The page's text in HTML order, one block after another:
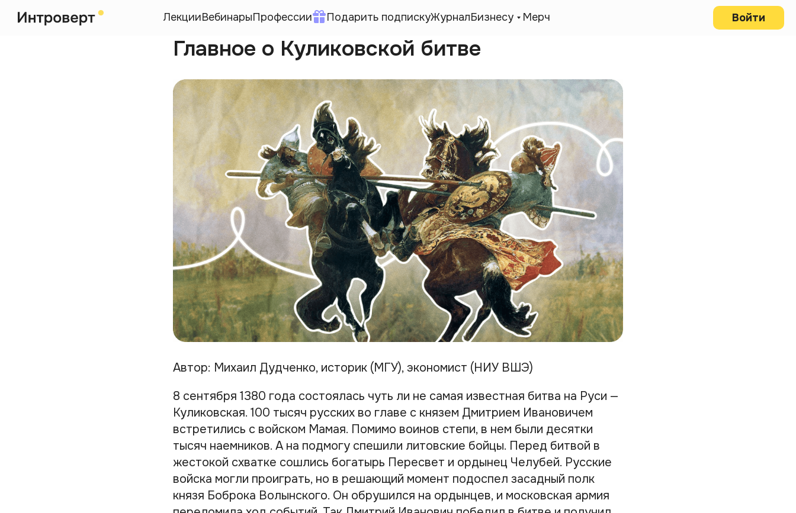
ЛекцииВебинарыПрофессии Подарить подпискуЖурналБизнесу Мерч Войти
Главное о Куликовской битве
Автор: Михаил Дудченко, историк (МГУ), экономист (НИУ ВШЭ)
8 сентября 1380 года состоялась чуть ли не самая известная битва на Руси —
Куликовская. 100 тысяч русских во главе с князем Дмитрием Ивановичем
встретились с войском Мамая. Помимо воинов степи, в нем были десятки
тысяч наемников. А на подмогу спешили литовские бойцы. Перед битвой в
жестокой схватке сошлись богатырь Пересвет и ордынец Челубей. Русские
войска могли проиграть, но в решающий момент подоспел засадный полк
князя Боброка Волынского. Он обрушился на ордынцев, и московская армия